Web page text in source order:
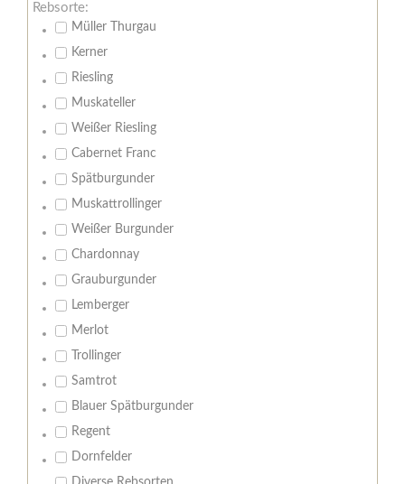
Rebsorte:
Müller Thurgau
Kerner
Riesling
Muskateller
Weißer Riesling
Cabernet Franc
Spätburgunder
Muskattrollinger
Weißer Burgunder
Chardonnay
Grauburgunder
Lemberger
Merlot
Trollinger
Samtrot
Blauer Spätburgunder
Regent
Dornfelder